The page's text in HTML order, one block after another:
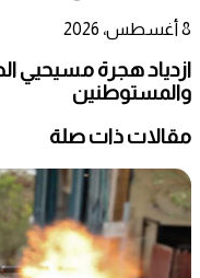
8 أغسطس، 2026
ازدياد هجرة مسيحيي
والمستوطنين
مقالات ذات صلة